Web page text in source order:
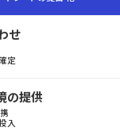
せ
定
の提供
入